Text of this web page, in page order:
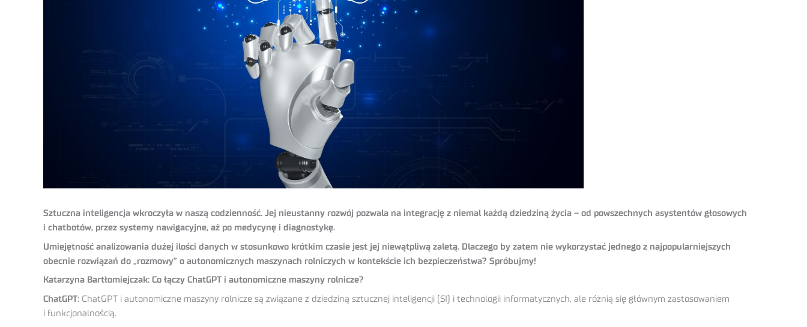
Sztuczna inteligencja wkroczyła w naszą codzienność. Jej nieustanny rozwój pozwala na integrację z niemal każdą dziedziną życia – od powszechnych asystentów głosowych
i chatbotów, przez systemy nawigacyjne, aż po medycynę i diagnostykę.
Umiejętność analizowania dużej ilości danych w stosunkowo krótkim czasie jest jej niewątpliwą zaletą. Dlaczego by zatem nie wykorzystać jednego z najpopularniejszych
obecnie rozwiązań do „rozmowy” o autonomicznych maszynach rolniczych w kontekście ich bezpieczeństwa? Spróbujmy!
Katarzyna Bartłomiejczak: Co łączy ChatGPT i autonomiczne maszyny rolnicze?
ChatGPT: ChatGPT i autonomiczne maszyny rolnicze są związane z dziedziną sztucznej inteligencji (SI) i technologii informatycznych, ale różnią się głównym zastosowaniem
i funkcjonalnością.